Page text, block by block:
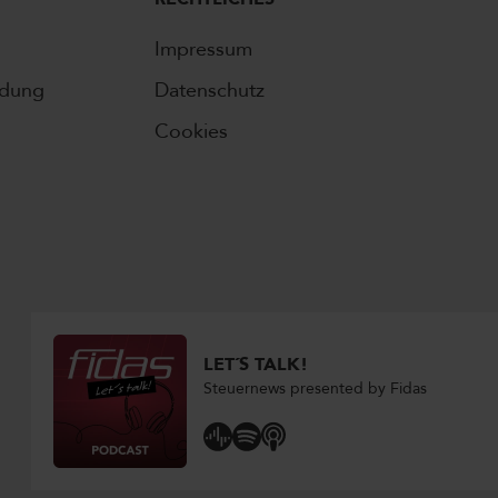
Impressum
Datenschutz
Cookies
LET´S TALK!
Steuernews presented by Fidas